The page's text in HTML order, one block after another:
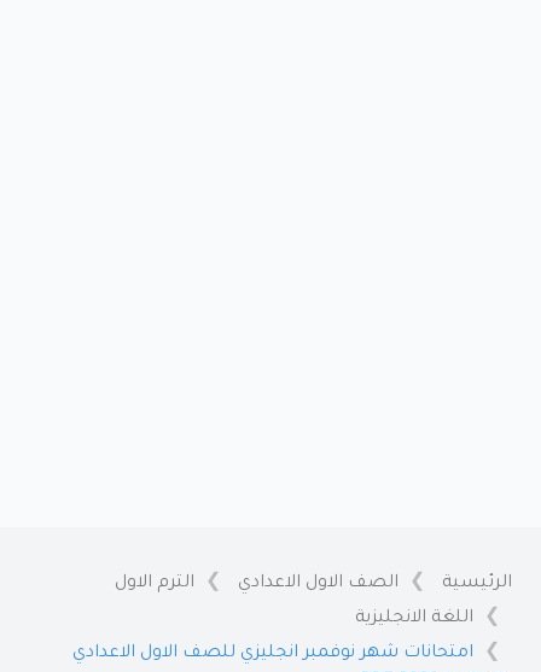
الرئيسية الصف الاول الاعدادي
الترم الاول
اللغة الانجليزية
امتحانات شهر نوفمبر انجليزي للصف الاول الاعدادي